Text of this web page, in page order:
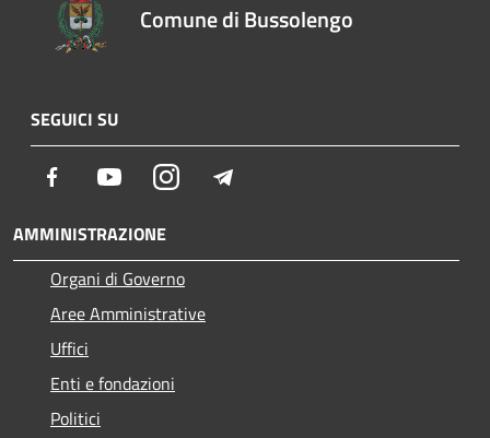
Comune di Bussolengo
SEGUICI SU
Facebook YoutubeInstagram
AMMINISTRAZIONE
Organi di Governo
Aree Amministrative
Uffici
Enti e fondazioni
Politici